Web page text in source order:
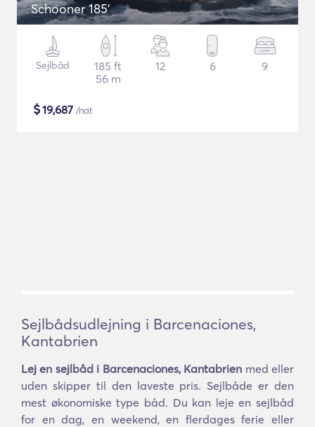
Schooner 185'
Sejlbåd
185 ft
56 m
12 6 9
$19,687 /nat
Sejlbådsudlejning i Barcenaciones,
Kantabrien
Lej en sejlbåd i Barcenaciones, Kantabrien med eller
uden skipper til den laveste pris. Sejlbåde er den
mest økonomiske type båd. Du kan leje en sejlbåd
for en dag, en weekend, en flerdages ferie eller